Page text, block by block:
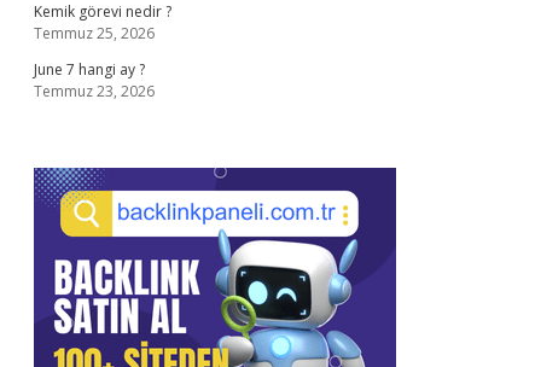
Kemik görevi nedir ?
Temmuz 25, 2026
June 7 hangi ay ?
Temmuz 23, 2026